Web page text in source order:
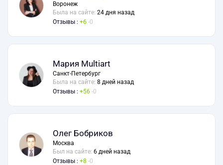
Воронеж
Была на сайте: 24 дня назад
Отзывы :
6 0
Мария Multiart
Санкт-Петербург
Была на сайте: 8 дней назад
Отзывы :
56 0
Олег Бобриков
Москва
Был на сайте: 6 дней назад
Отзывы :
8 0